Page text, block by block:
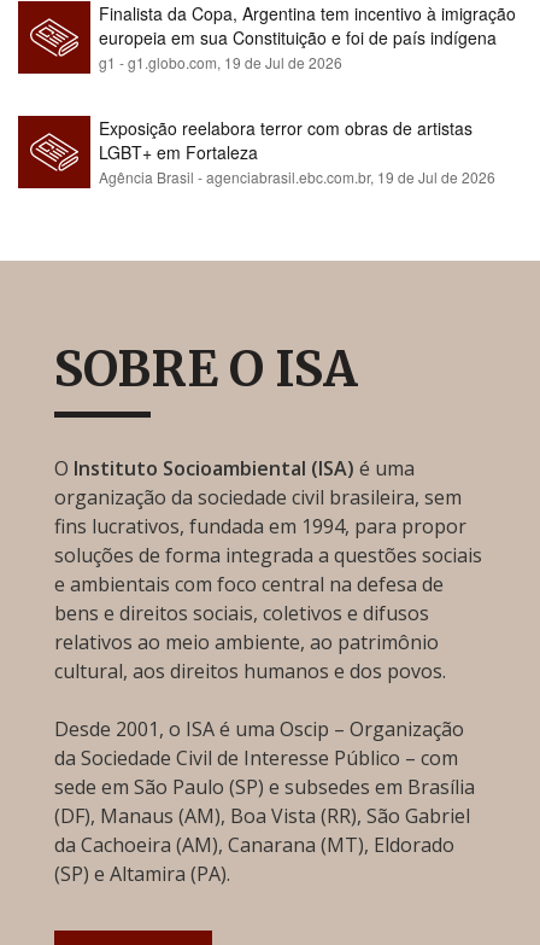
Finalista da Copa, Argentina tem incentivo à imigração
europeia em sua Constituição e foi de país indígena
para maioria branca
g1 - g1.globo.com, 19 de Jul de 2026
Exposição reelabora terror com obras de artistas
LGBT+ em Fortaleza
Agência Brasil - agenciabrasil.ebc.com.br, 19 de Jul de 2026
SOBRE O ISA
O Instituto Socioambiental (ISA) é uma
organização da sociedade civil brasileira, sem
fins lucrativos, fundada em 1994, para propor
soluções de forma integrada a questões sociais
e ambientais com foco central na defesa de
bens e direitos sociais, coletivos e difusos
relativos ao meio ambiente, ao patrimônio
cultural, aos direitos humanos e dos povos.
Desde 2001, o ISA é uma Oscip – Organização
da Sociedade Civil de Interesse Público – com
sede em São Paulo (SP) e subsedes em Brasília
(DF), Manaus (AM), Boa Vista (RR), São Gabriel
da Cachoeira (AM), Canarana (MT), Eldorado
(SP) e Altamira (PA).